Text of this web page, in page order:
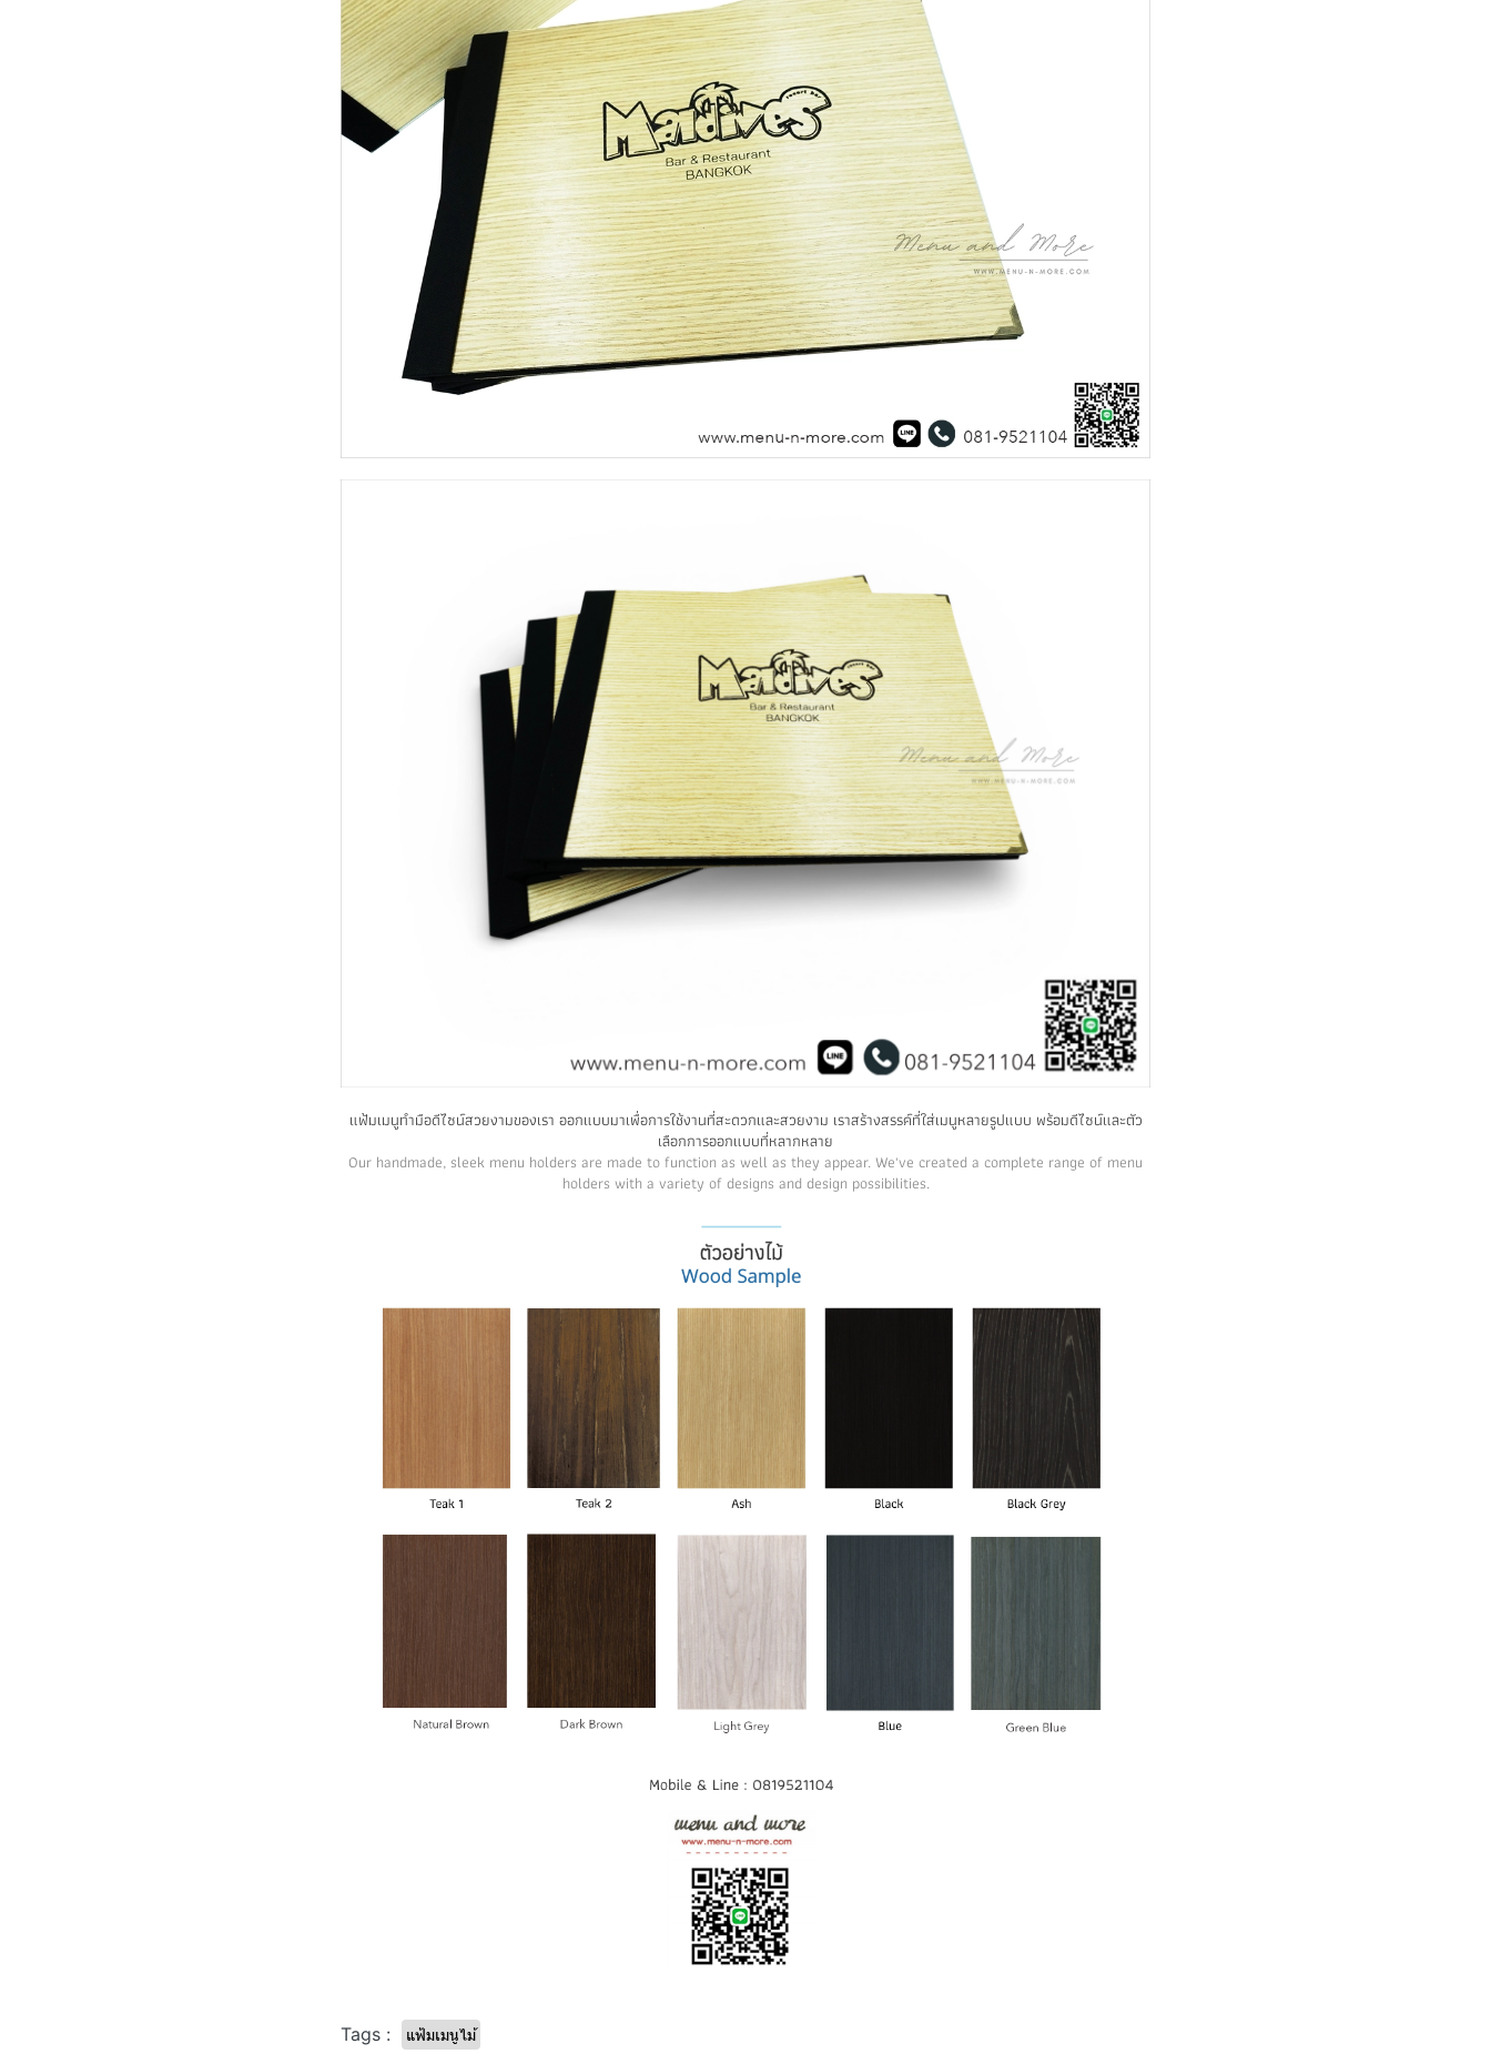
แฟ้มเมนูทำมือดีไซน์สวยงามของเรา ออกแบบมาเพื่อการใช้งานที่สะดวกและสวยงาม เราสร้างสรรค์ที่ใส่เมนูหลายรูปแบบ พร้อมดีไซน์และตัว
เลือกการออกแบบที่หลากหลาย
Our handmade, sleek menu holders are made to function as well as they appear. We've created a complete range of menu
holders with a variety of designs and design possibilities.
Tags : แฟ้มเมนูไม้